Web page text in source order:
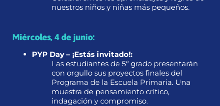
nuestros niños y niñas más pequeños.
Miércoles, 4 de junio:
PYP Day – ¡Estás invitado!:
Las estudiantes de 5º grado presentarán
con orgullo sus proyectos finales del
Programa de la Escuela Primaria. Una
muestra de pensamiento crítico,
indagación y compromiso.